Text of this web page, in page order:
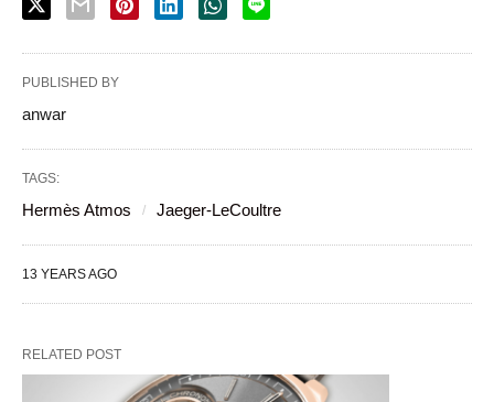
PUBLISHED BY
anwar
TAGS:
Hermès Atmos Jaeger-LeCoultre
13 YEARS AGO
RELATED POST